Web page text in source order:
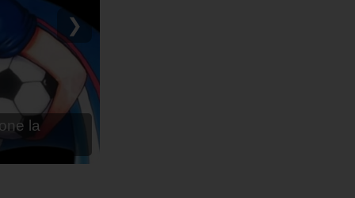
- Anime en
❯